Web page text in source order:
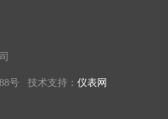
号 技术支持： 仪表网